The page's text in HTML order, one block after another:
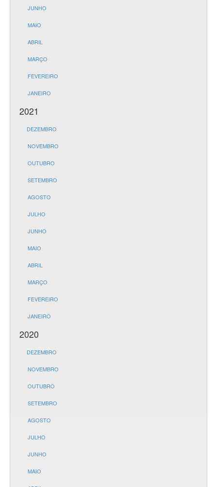
JUNHO
MAIO
ABRIL
MARÇO
FEVEREIRO
JANEIRO
2021
DEZEMBRO
NOVEMBRO
OUTUBRO
SETEMBRO
AGOSTO
JULHO
JUNHO
MAIO
ABRIL
MARÇO
FEVEREIRO
JANEIRO
2020
DEZEMBRO
NOVEMBRO
OUTUBRO
SETEMBRO
AGOSTO
JULHO
JUNHO
MAIO